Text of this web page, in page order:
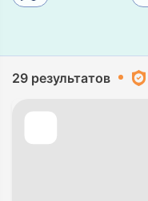
29 результатов